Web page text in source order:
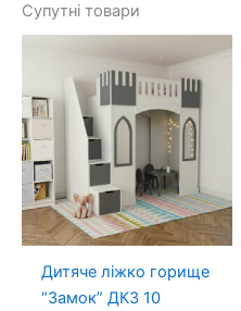
Супутні товари
Дитяче ліжко горище
“Замок” ДКЗ 10